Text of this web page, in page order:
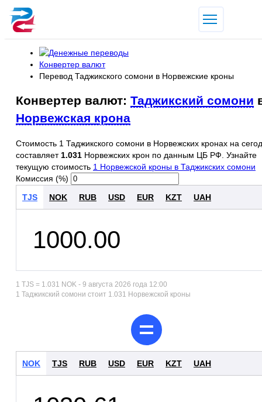
Конвертер валют
Перевод Таджикского сомони в Норвежские кроны
Конвертер валют: Таджикский сомони
Норвежская крона
Стоимость 1 Таджикского сомони в Норвежских кронах на
составляет 1.031 Норвежских крон по данным ЦБ РФ. Узнайте
текущую стоимость 1 Норвежской кроны в Таджикских сомони
Комиссия (%)
TJS
NOK RUB USD EUR KZT UAH
1 TJS = 1.031 NOK - 9 августа 2026 года 12:00
1 Таджикский сомони стоит 1.031 Норвежской кроны
NOK TJS RUB USD EUR KZT UAH